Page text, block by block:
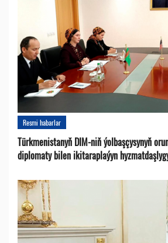
Resmi habarlar
Türkmenistanyň DIM-niň ýolbaşçysynyň
diplomaty bilen ikitaraplaýyn